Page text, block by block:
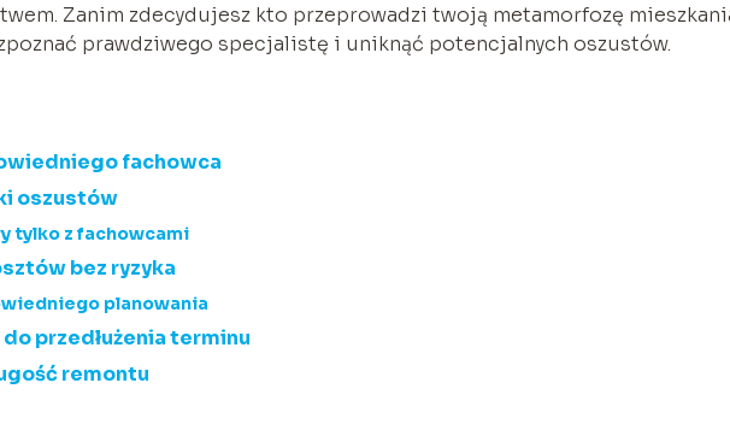
Zanim zdecydujesz kto przeprowadzi twoją metamorfozę
prawdziwego specjalistę i uniknąć potencjalnych oszustów.
fachowca
oszustów
tylko z fachowcami
bez ryzyka
planowania
przedłużenia terminu
remontu